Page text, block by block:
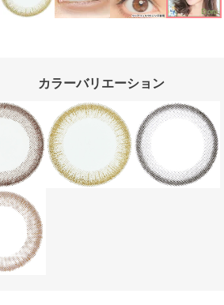
カラーバリエーション